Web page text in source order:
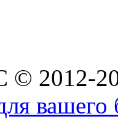
2012-
вашего